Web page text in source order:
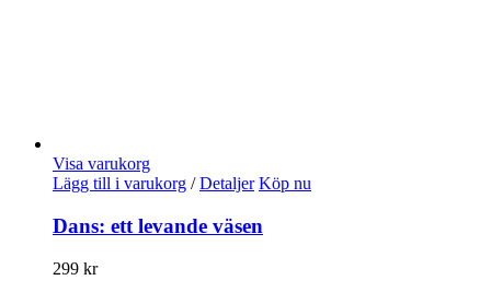
Visa varukorg
Lägg till i varukorg / Detaljer Köp nu
Dans: ett levande väsen
299 kr